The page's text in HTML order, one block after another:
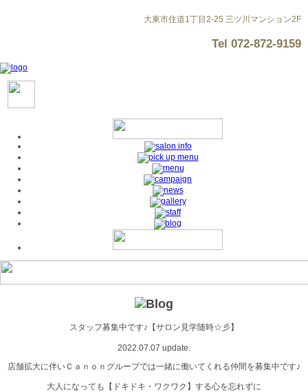
大東市住道1丁目2-25 三ツ川マンション2F
Tel 072-872-9159
スタッフ募集中です♪【サロン見学随時☆彡】
2022.07.07 update.
店舗拡大に伴いＣａｎｏｎグループでは一緒に働いてくれる仲間を募集中です♪
大人になっても【ドキドキ・ワクワク】する心を忘れずに